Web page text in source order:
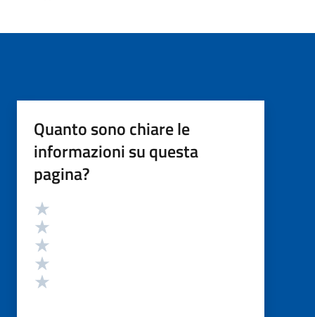
Quanto sono chiare le
informazioni su questa
pagina?
Valutazione